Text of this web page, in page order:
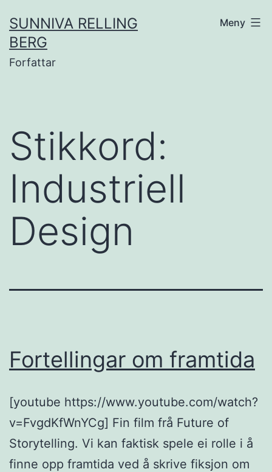
til
innhold
SUNNIVA RELLING
BERG
Forfattar
Meny
Stikkord:
Industriell
Design
Fortellingar om framtida
[youtube https://www.youtube.com/watch?
v=FvgdKfWnYCg] Fin film frå Future of
Storytelling. Vi kan faktisk spele ei rolle i å
finne opp framtida ved å skrive fiksjon om